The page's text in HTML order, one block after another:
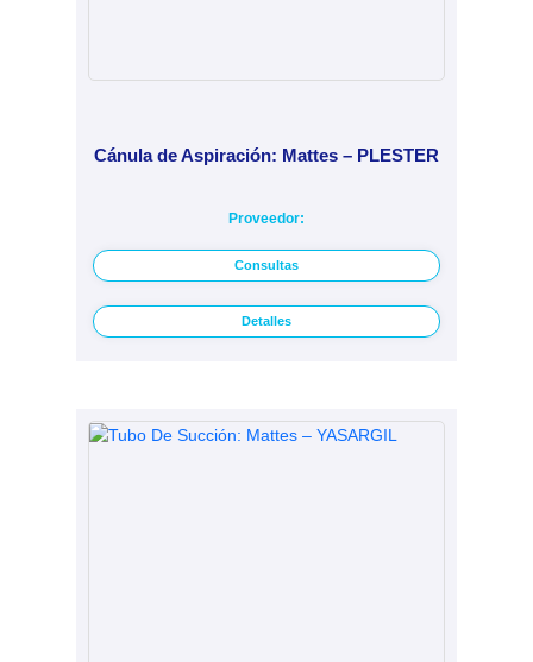
Cánula de Aspiración: Mattes – PLESTER
Proveedor:
Consultas
Detalles